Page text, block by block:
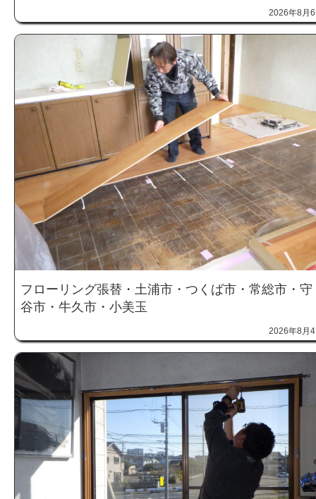
2026年8月
フローリング張替・土浦市・つくば市・常総市・守
谷市・牛久市・小美玉
2026年8月